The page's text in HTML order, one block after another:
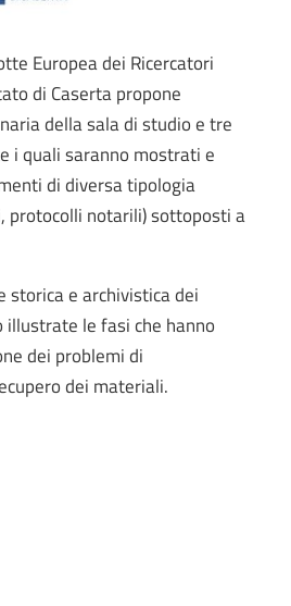
Europea dei Ricercatori
di Caserta propone
della sala di studio e tre
i quali saranno mostrati e
di diversa tipologia
protocolli notarili) sottoposti a
storica e archivistica dei
le fasi che hanno
dei problemi di
dei materiali.